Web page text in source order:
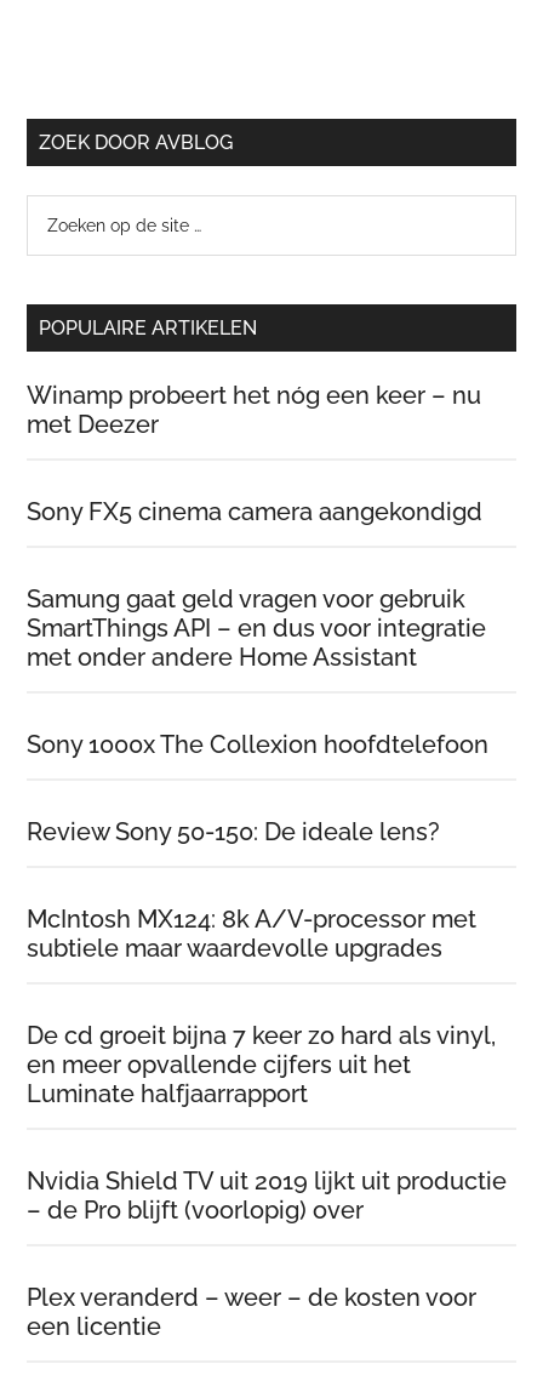
ZOEK DOOR AVBLOG
site
POPULAIRE ARTIKELEN
Winamp probeert het nóg een keer – nu
met Deezer
Sony FX5 cinema camera aangekondigd
Samung gaat geld vragen voor gebruik
SmartThings API – en dus voor integratie
met onder andere Home Assistant
Sony 1000x The Collexion hoofdtelefoon
Review Sony 50-150: De ideale lens?
McIntosh MX124: 8k A/V-processor met
subtiele maar waardevolle upgrades
De cd groeit bijna 7 keer zo hard als vinyl,
en meer opvallende cijfers uit het
Luminate halfjaarrapport
Nvidia Shield TV uit 2019 lijkt uit productie
– de Pro blijft (voorlopig) over
Plex veranderd – weer – de kosten voor
een licentie